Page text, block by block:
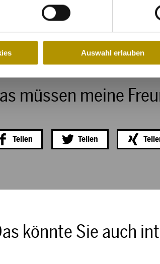
Auswahl erlauben
müssen meine
Teilen Teilen
könnte Sie auch